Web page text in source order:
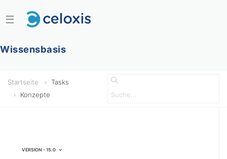
☰
Wissensbasis
Startseite
Tasks
Konzepte
Version - 15.0